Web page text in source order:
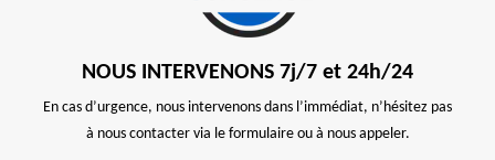
NOUS INTERVENONS 7j/7 et 24h/24
En cas d’urgence, nous intervenons dans l’immédiat, n’hésitez pas
à nous contacter via le formulaire ou à nous appeler.